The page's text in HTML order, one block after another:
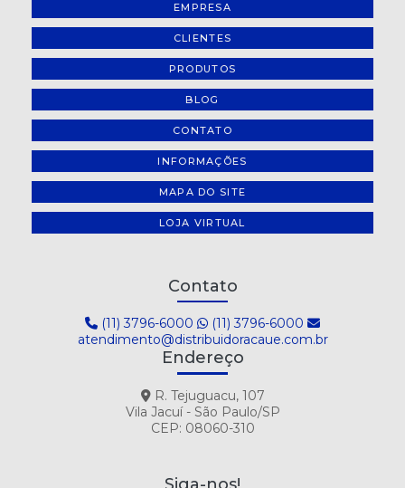
EMPRESA
CLIENTES
PRODUTOS
BLOG
CONTATO
INFORMAÇÕES
MAPA DO SITE
LOJA VIRTUAL
Contato
(11) 3796-6000
(11) 3796-6000
atendimento@distribuidoracaue.com.br
Endereço
R. Tejuguacu, 107
Vila Jacuí - São Paulo/SP
CEP: 08060-310